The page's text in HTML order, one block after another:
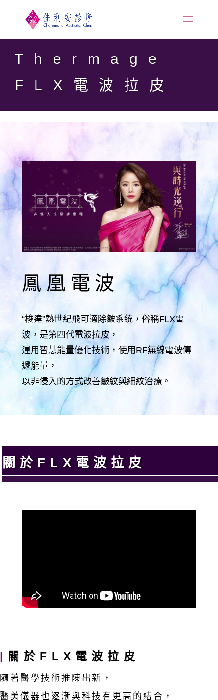
Thermage
FLX電波拉皮
鳳凰電波
“梭達”熱世紀飛可適除皺系統，俗稱FLX電
波，是第四代電波拉皮，
運用智慧能量優化技術，使用RF無線電波傳
遞能量，
以非侵入的方式改善皺紋與細紋治療。
關於FLX電波拉皮
| 關於FLX電波拉皮
隨著醫學技術推陳出新，
醫美儀器也逐漸與科技有更高的結合，